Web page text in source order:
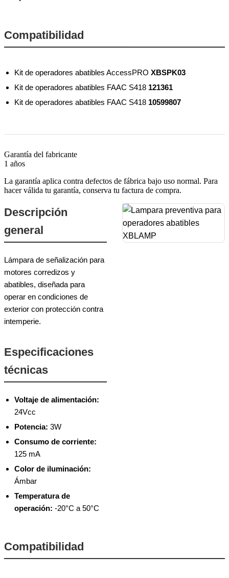
Compatibilidad
Kit de operadores abatibles AccessPRO XBSPK03
Kit de operadores abatibles FAAC S418 121361
Kit de operadores abatibles FAAC S418 10599807
Garantía del fabricante
1 años
La garantía aplica contra defectos de fábrica bajo uso normal. Para
hacer válida tu garantía, conserva tu factura de compra.
Descripción
general
Lámpara de señalización para
motores corredizos y
abatibles, diseñada para
operar en condiciones de
exterior con protección contra
intemperie.
Especificaciones
técnicas
Voltaje de alimentación:
24Vcc
Potencia: 3W
Consumo de corriente:
125 mA
Color de iluminación:
Ámbar
Temperatura de
operación: -20°C a 50°C
Compatibilidad